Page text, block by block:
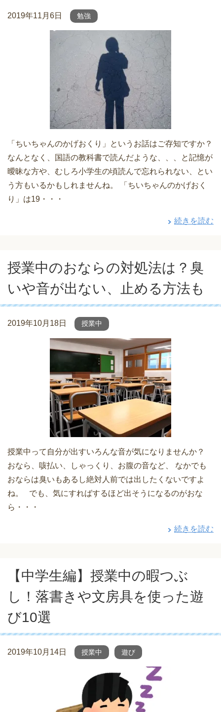
2019年11月6日 勉強
「ちいちゃんのかげおくり」というお話はご存知ですか？
なんとなく、国語の教科書で読んだような、、、と記憶が
曖昧な方や、むしろ小学生の頃読んで忘れられない、とい
う方もいるかもしれませんね。 「ちいちゃんのかげおく
り」は19・・・
続きを読む
授業中のおならの対処法は？臭
いや音が出ない、止める方法も
2019年10月18日 授業中
授業中って自分が出すいろんな音が気になりませんか？
おなら、咳払い、しゃっくり、お腹の音など、 なかでも
おならは臭いもあるし絶対人前では出したくないですよ
ね。 でも、気にすればするほど出そうになるのがおな
ら・・・
続きを読む
【中学生編】授業中の暇つぶ
し！落書きや文房具を使った遊
び10選
2019年10月14日 授業中 遊び